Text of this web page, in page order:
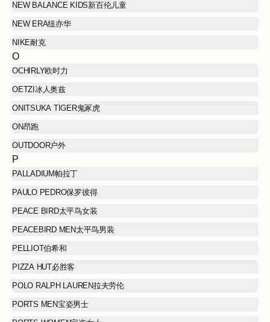
NEW BALANCE KIDS新百伦儿童
NEW ERA纽亦华
NIKE耐克
O
OCHIRLY欧时力
OETZI冰人奥兹
ONITSUKA TIGER鬼冢虎
ON昂跑
OUTDOOR户外
P
PALLADIUM帕拉丁
PAULO PEDRO保罗彼得
PEACE BIRD太平鸟女装
PEACEBIRD MEN太平鸟男装
PELLIOT伯希和
PIZZA HUT必胜客
POLO RALPH LAUREN拉夫劳伦
PORTS MEN宝姿男士